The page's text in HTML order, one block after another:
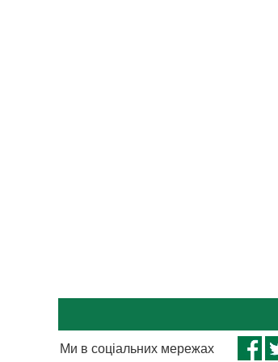
Ми в соціальних мережах